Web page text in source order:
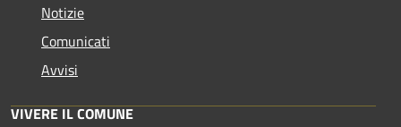
Notizie
Comunicati
Avvisi
VIVERE IL COMUNE